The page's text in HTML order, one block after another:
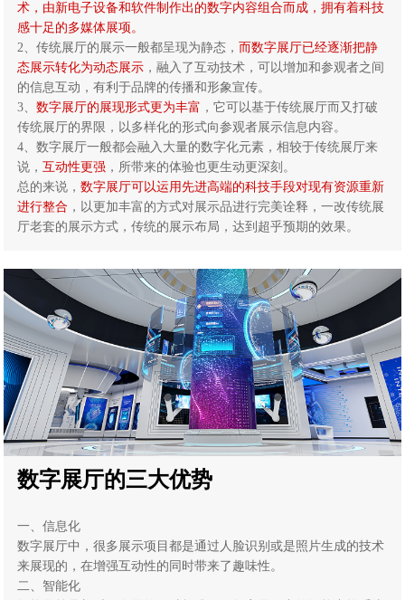
术，由新电子设备和软件制作出的数字内容组合而成，拥有着科技
感十足的多媒体展项。
2、传统展厅的展示一般都呈现为静态， 而数字展厅已经逐渐把静
态展示转化为动态展示 ，融入了互动技术，可以增加和参观者之间
的信息互动，有利于品牌的传播和形象宣传。
3、数字展厅的展现形式更为丰富 ，它可以基于传统展厅而又打破
传统展厅的界限，以多样化的形式向参观者展示信息内容。
4、数字展厅一般都会融入大量的数字化元素，相较于传统展厅来
说，互动性更强 ，所带来的体验也更生动更深刻。
总的来说，数字展厅可以运用先进高端的科技手段对现有资源重新
进行整合 ，以更加丰富的方式对展示品进行完美诠释，一改传统展
厅老套的展示方式，传统的展示布局，达到超乎预期的效果。
数字展厅的三大优势
一、信息化
数字展厅中，很多展示项目都是通过人脸识别或是照片生成的技术
来展现的，在增强互动性的同时带来了趣味性。
二、智能化